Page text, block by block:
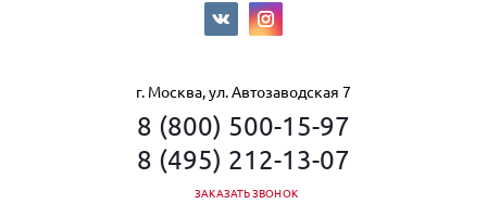
г. Москва, ул. Автозаводская 7
8 (800) 500-15-97
8 (495) 212-13-07
ЗАКАЗАТЬ ЗВОНОК